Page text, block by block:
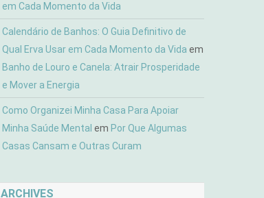
em Cada Momento da Vida
Calendário de Banhos: O Guia Definitivo de
Qual Erva Usar em Cada Momento da Vida em
Banho de Louro e Canela: Atrair Prosperidade
e Mover a Energia
Como Organizei Minha Casa Para Apoiar
Minha Saúde Mental em Por Que Algumas
Casas Cansam e Outras Curam
ARCHIVES